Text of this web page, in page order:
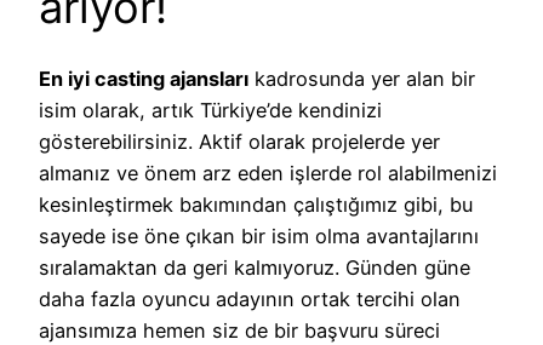
En iyi casting ajansları kadrosunda yer alan bir
isim olarak, artık Türkiye’de kendinizi
gösterebilirsiniz. Aktif olarak projelerde yer
almanız ve önem arz eden işlerde rol alabilmenizi
kesinleştirmek bakımından çalıştığımız gibi, bu
sayede ise öne çıkan bir isim olma avantajlarını
sıralamaktan da geri kalmıyoruz. Günden güne
daha fazla oyuncu adayının ortak tercihi olan
ajansımıza hemen siz de bir başvuru süreci